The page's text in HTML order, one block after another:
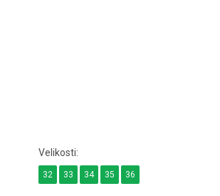
32 33 34 35 36